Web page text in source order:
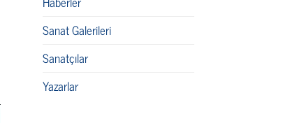
Sanat Galerileri
Sanatçılar
Yazarlar